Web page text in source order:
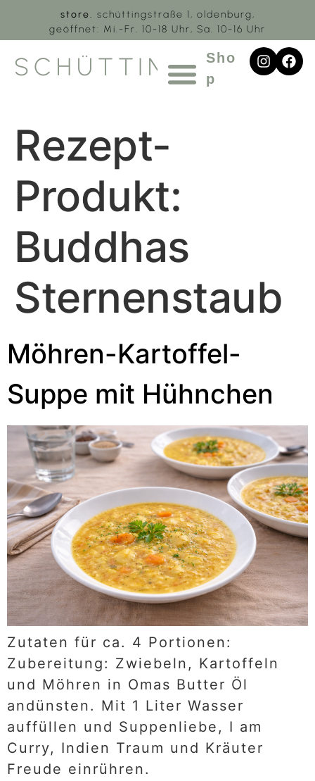
store. schüttingstraße 1, oldenburg,
geöffnet: Mi.-Fr. 10-18 Uhr, Sa. 10-16 Uhr
SCHÜTTING.1Sho
p
Rezept-
Produkt:
Buddhas
Sternenstaub
Möhren-Kartoffel-
Suppe mit Hühnchen
Zutaten für ca. 4 Portionen:
Zubereitung: Zwiebeln, Kartoffeln
und Möhren in Omas Butter Öl
andünsten. Mit 1 Liter Wasser
auffüllen und Suppenliebe, I am
Curry, Indien Traum und Kräuter
Freude einrühren.